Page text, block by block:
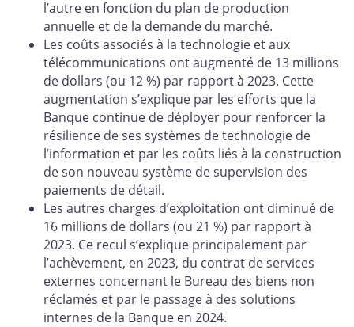
l’autre en fonction du plan de production
annuelle et de la demande du marché.
Les coûts associés à la technologie et aux
télécommunications ont augmenté de 13 millions
de dollars (ou 12 %) par rapport à 2023. Cette
augmentation s’explique par les efforts que la
Banque continue de déployer pour renforcer la
résilience de ses systèmes de technologie de
l’information et par les coûts liés à la construction
de son nouveau système de supervision des
paiements de détail.
Les autres charges d’exploitation ont diminué de
16 millions de dollars (ou 21 %) par rapport à
2023. Ce recul s’explique principalement par
l’achèvement, en 2023, du contrat de services
externes concernant le Bureau des biens non
réclamés et par le passage à des solutions
internes de la Banque en 2024.